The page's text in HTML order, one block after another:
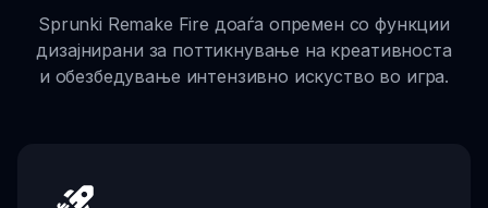
Sprunki Remake Fire доаѓа опремен со функции
дизајнирани за поттикнување на креативноста
и обезбедување интензивно искуство во игра.